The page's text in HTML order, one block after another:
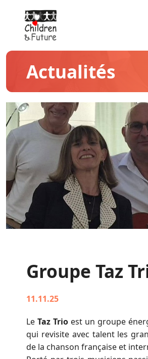
Actualités
Groupe Taz
11.11.25
Le Taz Trio est un groupe
qui revisite avec talent les
de la chanson française et